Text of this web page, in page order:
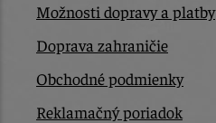
Možnosti dopravy a platby
Doprava zahraničie
Obchodné podmienky
Reklamačný poriadok